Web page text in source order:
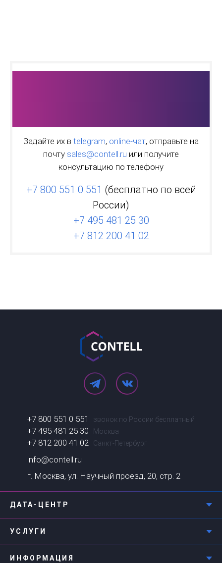
Задайте их в telegram, online-чат, отправьте на
почту sales@contell.ru или получите
консультацию по телефону
+7 800 551 0 551 (бесплатно по всей
России)
+7 495 481 25 30
+7 812 200 41 02
+7 800 551 0 551 звонок по России бесплатный
+7 495 481 25 30 Москва
+7 812 200 41 02 Санкт-Петербург
info@contell.ru
г. Москва, ул. Научный проезд, 20, стр. 2
ДАТА-ЦЕНТР
УСЛУГИ
ИНФОРМАЦИЯ